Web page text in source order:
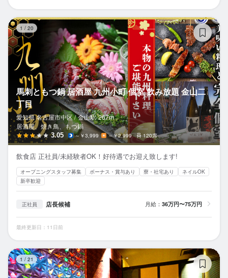
1 / 20
馬刺ともつ鍋 居酒屋 九州小町 個室 飲み放題 金山二
丁目
愛知県 名古屋市中区 / 金山駅 267m
居酒屋、焼き鳥、もつ鍋
3.05 ～￥3,999 ～￥2,999 120席
飲食店 正社員/未経験者OK！好待遇でお迎え致します!
オープニングスタッフ募集 ボーナス・賞与あり 寮・社宅あり
ネイルOK
新卒歓迎
正社員 店長候補 月給： 36万円〜75万円
最終更新日：11日前
1 / 21